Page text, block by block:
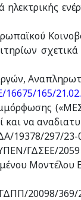
165/
και να
297/23-
ΓΔΣΕΕ/
20098/369/